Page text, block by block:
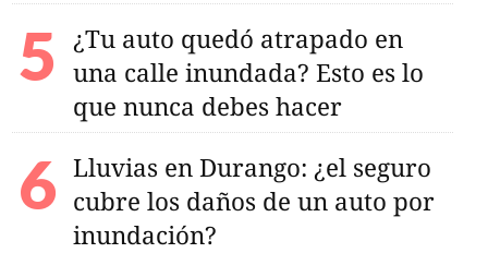
¿Tu auto quedó atrapado en
una calle inundada? Esto es lo
que nunca debes hacer
Lluvias en Durango: ¿el seguro
cubre los daños de un auto por
inundación?